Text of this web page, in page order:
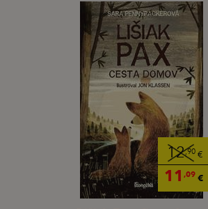
12,90€
11 ,09€